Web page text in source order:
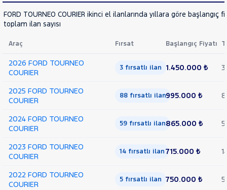
TRAKTÖR
VOLKSWAGEN
FORD TOURNEO COURIER ikinci el ilanlarında yıllara göre başlangıç
toplam ilan sayısı
Araç Fırsat Başlangıç Fiyatı
2026 FORD TOURNEO
COURIER
3 fırsatlı ilan 1.450.000 ₺ 3
2025 FORD TOURNEO
COURIER
88 fırsatlı ilan995.000 ₺
2024 FORD TOURNEO
COURIER
59 fırsatlı ilan865.000 ₺
2023 FORD TOURNEO
COURIER
14 fırsatlı ilan715.000 ₺
2022 FORD TOURNEO
COURIER
5 fırsatlı ilan 750.000 ₺ 5